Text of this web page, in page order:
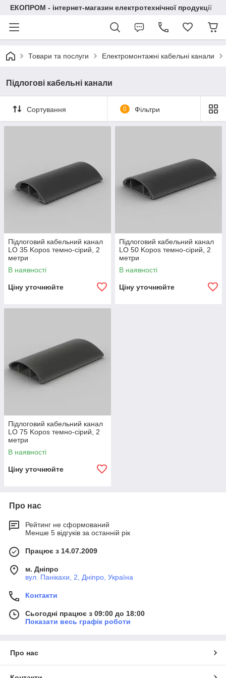
ЕКОПРОМ - інтернет-магазин електротехнічної продукції
Товари та послуги Електромонтажні кабельні канали
Підлогові кабельні канали
Сортування 0 Фільтри
Підлоговий кабельний канал
LO 35 Kopos темно-сірий, 2
метри
В наявності
Ціну уточнюйте
Підлоговий кабельний канал
LO 50 Kopos темно-сірий, 2
метри
В наявності
Ціну уточнюйте
Підлоговий кабельний канал
LO 75 Kopos темно-сірий, 2
метри
В наявності
Ціну уточнюйте
Про нас
Рейтинг не сформований
Менше 5 відгуків за останній рік
Працює з 14.07.2009
м. Дніпро
вул. Панікахи, 2, Дніпро, Україна
Контакти
Сьогодні працює з 09:00 до 18:00
Показати весь графік роботи
Про нас